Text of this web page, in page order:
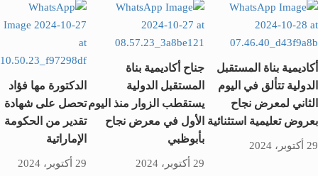
أكاديمية بناة المستقبل
الدولية تتألق في اليوم
الثاني لمعرض نجاح
بعروض تعليمية استثنائية
29 أكتوبر، 2024
جناح أكاديمية بناة
المستقبل الدولية
يستقطب الزوار منذ اليوم
الأول في معرض نجاح
بأبوظبي
29 أكتوبر، 2024
الدكتورة مها فؤاد
تحصل على شهادة
تقدير من الحكومة
الإماراتية
29 أكتوبر، 2024